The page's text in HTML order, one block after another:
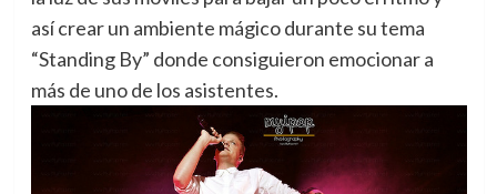
así crear un ambiente mágico durante su tema
“Standing By” donde consiguieron emocionar a
más de uno de los asistentes.